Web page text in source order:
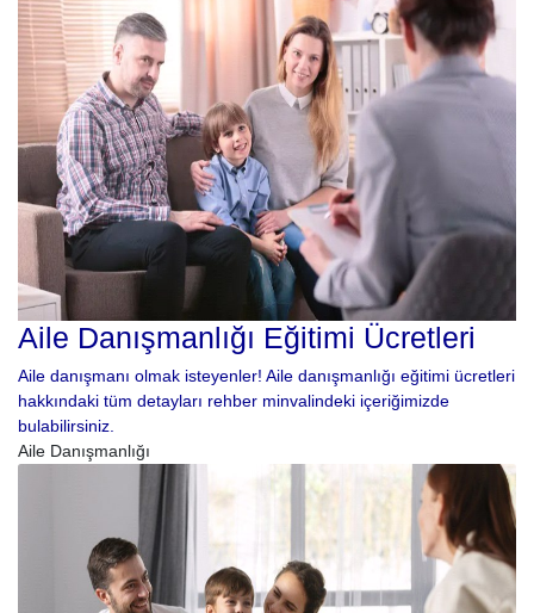
Aile Danışmanlığı Eğitimi Ücretleri
Aile danışmanı olmak isteyenler! Aile danışmanlığı eğitimi ücretleri
hakkındaki tüm detayları rehber minvalindeki içeriğimizde
bulabilirsiniz.
Aile Danışmanlığı